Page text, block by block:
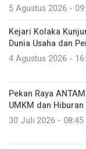
5 Agustus 2026 -
Kejari Kolaka
Dunia Usaha dan
4 Agustus 2026 -
Pekan Raya
UMKM dan
30 Juli 2026 - 08:45